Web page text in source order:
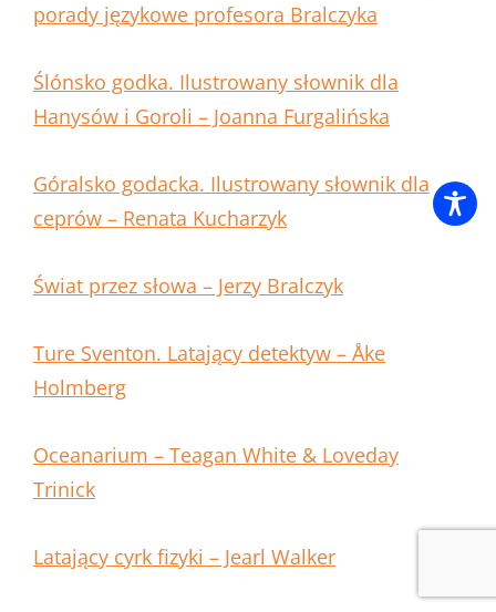
porady językowe profesora Bralczyka
Ślónsko godka. Ilustrowany słownik dla
Hanysów i Goroli – Joanna Furgalińska
Góralsko godacka. Ilustrowany słownik dla
ceprów – Renata Kucharzyk
Świat przez słowa – Jerzy Bralczyk
Ture Sventon. Latający detektyw – Åke
Holmberg
Oceanarium – Teagan White & Loveday
Trinick
Latający cyrk fizyki – Jearl Walker